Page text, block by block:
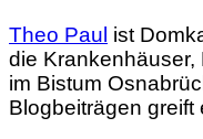
Theo Paul ist
die Krankenhäuser,
im Bistum
Blogbeiträgen greift